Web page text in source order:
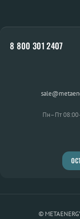
8 800 301 2407
Пн–Пт
©